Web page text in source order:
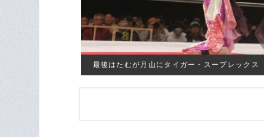
最後はたむが月山にタイガー・スープレックス